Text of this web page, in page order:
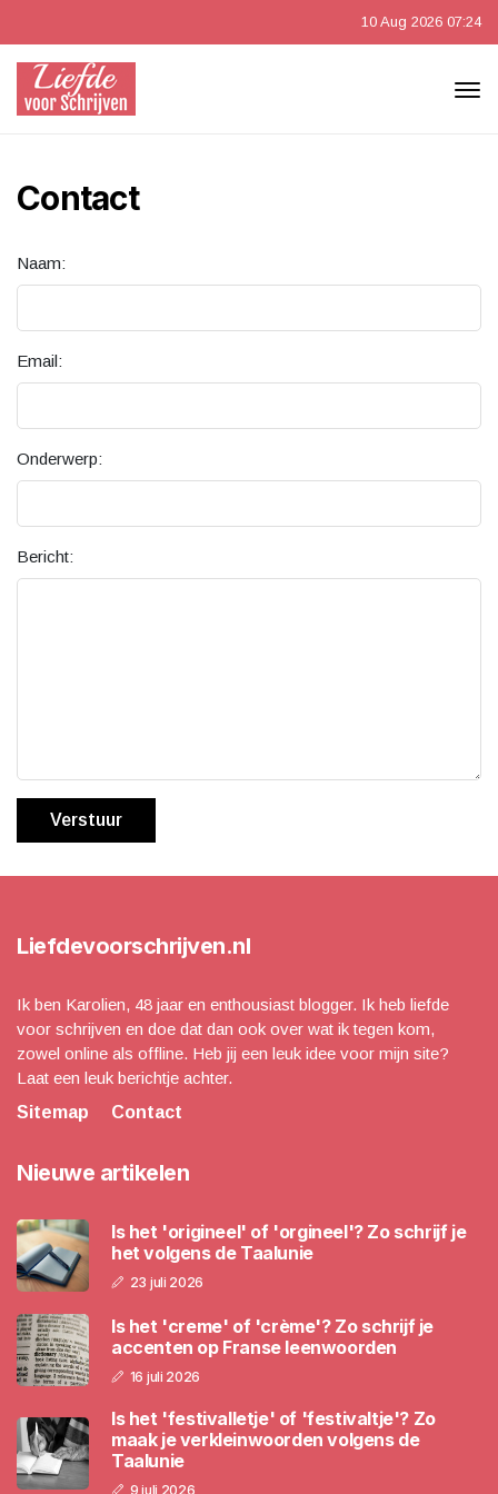
10 Aug 2026 07:24
Contact
Naam:
Email:
Onderwerp:
Bericht:
Verstuur
Liefdevoorschrijven.nl
Ik ben Karolien, 48 jaar en enthousiast blogger. Ik heb liefde
voor schrijven en doe dat dan ook over wat ik tegen kom,
zowel online als offline. Heb jij een leuk idee voor mijn site?
Laat een leuk berichtje achter.
Sitemap
Contact
Nieuwe artikelen
Is het 'origineel' of 'orgineel'? Zo schrijf je
het volgens de Taalunie
23 juli 2026
Is het 'creme' of 'crème'? Zo schrijf je
accenten op Franse leenwoorden
16 juli 2026
Is het 'festivalletje' of 'festivaltje'? Zo
maak je verkleinwoorden volgens de
Taalunie
9 juli 2026